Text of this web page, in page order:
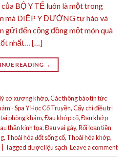
BỘ Y TẾ luôn là một trong
mà DIỆP Y ĐƯỜNG tự hào và
gửi đến cộng đồng một món quà
nhất… […]
READING →
cơ xương khớp,Các thông báo tin tức
- Spa Y Học Cổ Truyền,Cấy chỉ điều trị
phòng khám,Đau khớp cổ,Đau khớp
thần kinh tọa,Đau vai gáy,Rối loạn tiền
, Thoái hóa đốt sống cổ, Thoái hóa khớp,
Taggeddược liệu sạch Leave a comment